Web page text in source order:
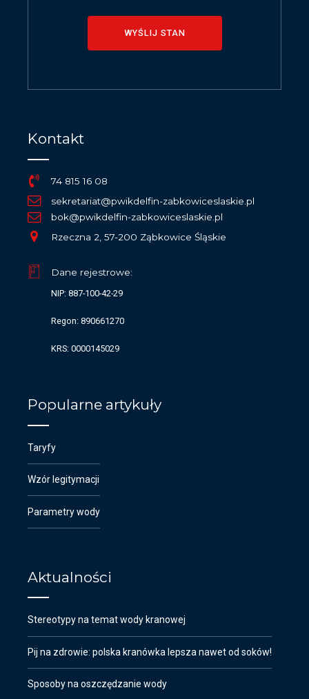
WYŚLIJ STAN
Kontakt
74 815 16 08
sekretariat@pwikdelfin-zabkowiceslaskie.pl
bok@pwikdelfin-zabkowiceslaskie.pl
Rzeczna 2, 57-200 Ząbkowice Śląskie
Dane rejestrowe:
NIP: 887-100-42-29
Regon: 890661270
KRS: 0000145029
Popularne artykuły
Taryfy
Wzór legitymacji
Parametry wody
Aktualności
Stereotypy na temat wody kranowej
Pij na zdrowie: polska kranówka lepsza nawet od soków!
Sposoby na oszczędzanie wody